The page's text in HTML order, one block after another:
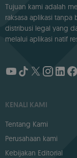
Tujuan kami adalah
raksasa aplikasi
distribusi legal yang
melalui aplikasi natif
KENALI KAMI
Tentang Kami
Perusahaan kami
Kebijakan Editorial